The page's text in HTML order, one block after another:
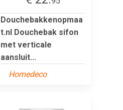
Douchebakkenopmaa
t.nl Douchebak sifon
met verticale
aansluit...
Homedeco